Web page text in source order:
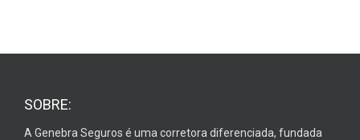
SOBRE:
A Genebra Seguros é uma corretora diferenciada, fundada